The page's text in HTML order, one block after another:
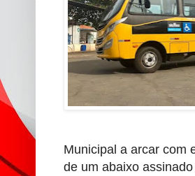
Municipal a arcar com
de um abaixo